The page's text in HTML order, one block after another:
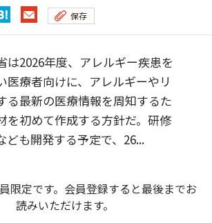
保存
は2026年度、アレルギー疾患を
医療者向けに、アレルギーやリ
る最新の医療情報を周知するた
を初めて作成する方針だ。研修
ども開発する予定で、26...
限定です。会員登録すると最後までお
読みいただけます。